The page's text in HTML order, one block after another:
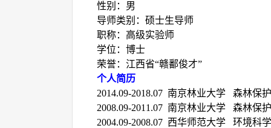
性别：男
导师类别：硕士生导师
职称：高级实验师
学位：博士
荣誉：江西省“赣鄱俊才”
个人简历
2014.09-2018.07 南京林业大学 森林保
2008.09-2011.07 南京林业大学 森林保
2004.09-2008.07 西华师范大学 环境科